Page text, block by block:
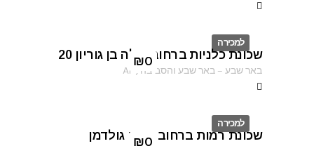
למכירה
ID
₪0
שכונת כלניות ברחוב פולה בן גוריון 20
באר שבע–באר שבע והסביבה ,
AF
למכירה
₪0
שכונת רמות ברחוב נחום גולדמן